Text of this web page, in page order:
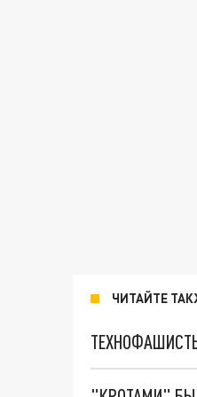
ЧИТАЙТЕ